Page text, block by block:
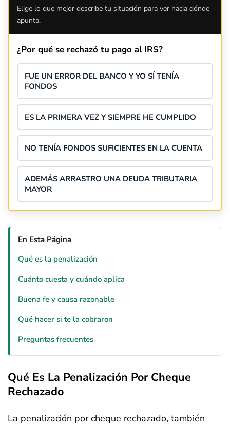
Elige lo que mejor describe tu situación para ver hacia dónde
apunta.
¿Por qué se rechazó tu pago al IRS?
FUE UN ERROR DEL BANCO Y YO SÍ TENÍA
FONDOS
ES LA PRIMERA VEZ Y SIEMPRE HE CUMPLIDO
NO TENÍA FONDOS SUFICIENTES EN LA CUENTA
ADEMÁS ARRASTRO UNA DEUDA TRIBUTARIA
MAYOR
En Esta Página
Qué es la penalización
Cuánto cuesta y cuándo aplica
Buena fe y causa razonable
Qué hacer si te la cobraron
Preguntas frecuentes
Qué Es La Penalización Por Cheque
Rechazado
La penalización por cheque rechazado, también